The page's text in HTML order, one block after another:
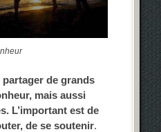
partager de grands
mais aussi
L’important est de
de se soutenir.